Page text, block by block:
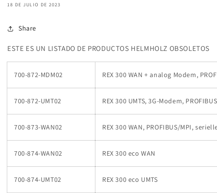
18 DE JULIO DE 2023
Share
ESTE ES UN LISTADO DE PRODUCTOS HELMHOLZ OBSOLETOS
700-872-MDM02 REX 300 WAN + analog Modem,
700-872-UMT02 REX 300 UMTS, 3G-Modem,
700-873-WAN02 REX 300 WAN, PROFIBUS/MPI,
700-874-WAN02 REX 300 eco WAN
700-874-UMT02 REX 300 eco UMTS